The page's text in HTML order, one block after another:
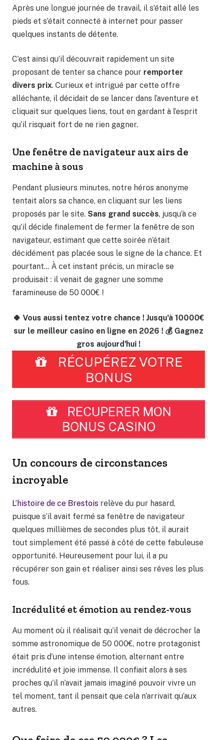
Après une longue journée de travail, il s’était allé les
pieds et s’était connecté à internet pour passer
quelques instants de détente.
C’est ainsi qu’il découvrait rapidement un site
proposant de tenter sa chance pour remporter
divers prix. Curieux et intrigué par cette offre
alléchante, il décidait de se lancer dans l’aventure et
cliquait sur quelques liens, tout en gardant à l’esprit
qu’il risquait fort de ne rien gagner.
Une fenêtre de navigateur aux airs de
machine à sous
Pendant plusieurs minutes, notre héros anonyme
tentait alors sa chance, en cliquant sur les liens
proposés par le site. Sans grand succès, jusqu’à ce
qu’il décide finalement de fermer la fenêtre de son
navigateur, estimant que cette soirée n’était
décidément pas placée sous le signe de la chance. Et
pourtant… À cet instant précis, un miracle se
produisait : il venait de gagner une somme
faramineuse de 50 000€ !
🍀 Vous aussi tentez votre chance ! Jusqu'à 10000€
sur le meilleur casino en ligne en 2026 ! 💰 Gagnez
gros aujourd'hui !
RÉCUPÉREZ VOTRE
BONUS
RECUPERER MON
BONUS CASINO
Un concours de circonstances
incroyable
L’histoire de ce Brestois relève du pur hasard,
puisque s’il avait fermé sa fenêtre de navigateur
quelques millièmes de secondes plus tôt, il aurait
tout simplement été passé à côté de cette fabuleuse
opportunité. Heureusement pour lui, il a pu
récupérer son gain et réaliser ainsi ses rêves les plus
fous.
Incrédulité et émotion au rendez-vous
Au moment où il réalisait qu’il venait de décrocher la
somme astronomique de 50 000€, notre protagonist
était pris d’une intense émotion, alternant entre
incrédulité et joie immense. Il confiait alors à ses
proches qu’il n’avait jamais imaginé pouvoir vivre un
tel moment, tant il pensait que cela n’arrivait qu’aux
autres.